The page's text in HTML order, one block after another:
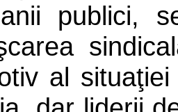
publici,
al